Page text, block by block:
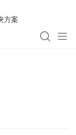
方案